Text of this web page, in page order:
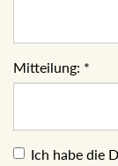
Mitteilung: *
Ich habe die